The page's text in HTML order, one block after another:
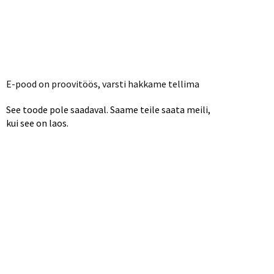
E-pood on proovitöös, varsti hakkame tellima
See toode pole saadaval. Saame teile saata meili,
kui see on laos.